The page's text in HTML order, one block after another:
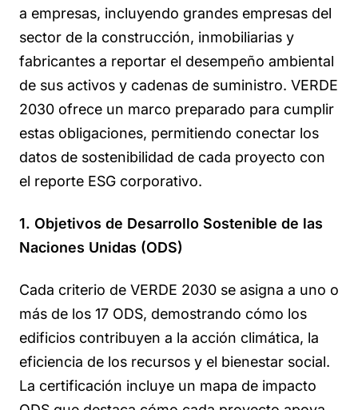
a empresas, incluyendo grandes empresas del
sector de la construcción, inmobiliarias y
fabricantes a reportar el desempeño ambiental
de sus activos y cadenas de suministro. VERDE
2030 ofrece un marco preparado para cumplir
estas obligaciones, permitiendo conectar los
datos de sostenibilidad de cada proyecto con
el reporte ESG corporativo.
1. Objetivos de Desarrollo Sostenible de las
Naciones Unidas (ODS)
Cada criterio de VERDE 2030 se asigna a uno o
más de los 17 ODS, demostrando cómo los
edificios contribuyen a la acción climática, la
eficiencia de los recursos y el bienestar social.
La certificación incluye un mapa de impacto